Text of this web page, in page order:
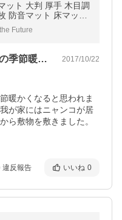
ット 大判 厚手 木目調
防音マット 床マット
イマット パズルマッ
Future
部屋が明るくなり、これからの季節暖かく… 2017/10/22
暖かくなると思われま
が家にはニャンコが居
ら敷物を敷きました。
違反報告 いいね 0